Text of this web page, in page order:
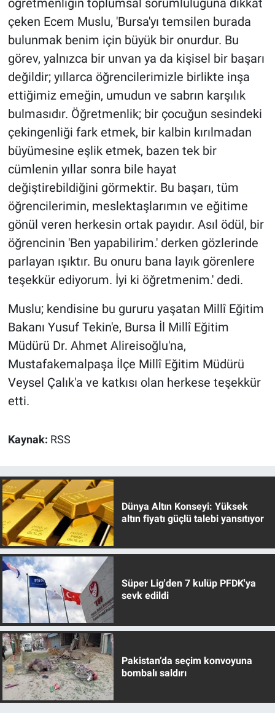
çeken Ecem Muslu, 'Bursa'yı temsilen burada
bulunmak benim için büyük bir onurdur. Bu
görev, yalnızca bir unvan ya da kişisel bir başarı
değildir; yıllarca öğrencilerimizle birlikte inşa
ettiğimiz emeğin, umudun ve sabrın karşılık
bulmasıdır. Öğretmenlik; bir çocuğun sesindeki
çekingenliği fark etmek, bir kalbin kırılmadan
büyümesine eşlik etmek, bazen tek bir
cümlenin yıllar sonra bile hayat
değiştirebildiğini görmektir. Bu başarı, tüm
öğrencilerimin, meslektaşlarımın ve eğitime
gönül veren herkesin ortak payıdır. Asıl ödül, bir
öğrencinin 'Ben yapabilirim.' derken gözlerinde
parlayan ışıktır. Bu onuru bana layık görenlere
teşekkür ediyorum. İyi ki öğretmenim.' dedi.
Muslu; kendisine bu gururu yaşatan Millî Eğitim
Bakanı Yusuf Tekin'e, Bursa İl Millî Eğitim
Müdürü Dr. Ahmet Alireisoğlu'na,
Mustafakemalpaşa İlçe Millî Eğitim Müdürü
Veysel Çalık'a ve katkısı olan herkese teşekkür
etti.
Kaynak: RSS
Dünya Altın Konseyi: Yüksek
altın fiyatı güçlü talebi yansıtıyor
Süper Lig'den 7 kulüp PFDK'ya
sevk edildi
Pakistan’da seçim konvoyuna
bombalı saldırı